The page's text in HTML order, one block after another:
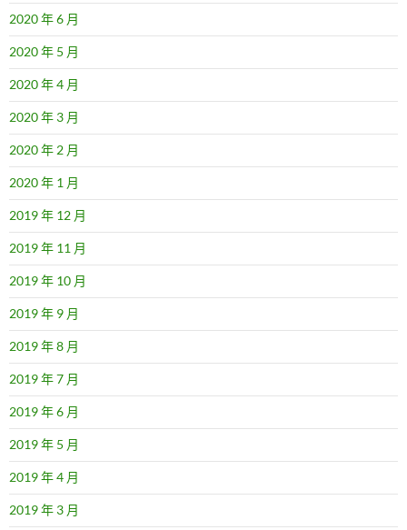
2020 年 6 月
2020 年 5 月
2020 年 4 月
2020 年 3 月
2020 年 2 月
2020 年 1 月
2019 年 12 月
2019 年 11 月
2019 年 10 月
2019 年 9 月
2019 年 8 月
2019 年 7 月
2019 年 6 月
2019 年 5 月
2019 年 4 月
2019 年 3 月